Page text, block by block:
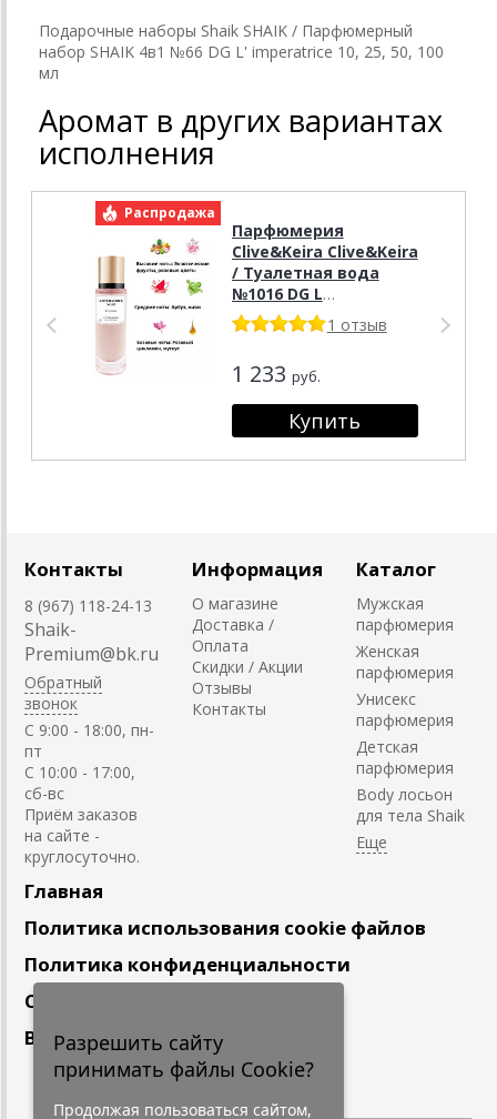
Подарочные наборы Shaik SHAIK / Парфюмерный
набор SHAIK 4в1 №66 DG L' imperatrice 10, 25, 50, 100
мл
Аромат в других вариантах
исполнения
Распродажа
Парфюмерия
Clive&Keira Clive&Keira
/ Туалетная вода
№1016 DG L
.IMPERATRICE 3 30 ml
1 отзыв
1 233 руб.
Контакты
8 (967) 118-24-13
Shaik-
Premium@bk.ru
Обратный
звонок
C 9:00 - 18:00, пн-
пт
С 10:00 - 17:00,
сб-вс
Приём заказов
на сайте -
круглосуточно.
Информация
О магазине
Доставка /
Оплата
Скидки / Акции
Отзывы
Контакты
Каталог
Мужская
парфюмерия
Женская
парфюмерия
Унисекс
парфюмерия
Детская
парфюмерия
Body лосьон
для тела Shaik
Главная
Политика использования cookie файлов
Политика конфиденциальности
Сотрудничество
Вакансии
Подпишитесь
Разрешить сайту
принимать файлы Cookie?
Продолжая пользоваться сайтом,